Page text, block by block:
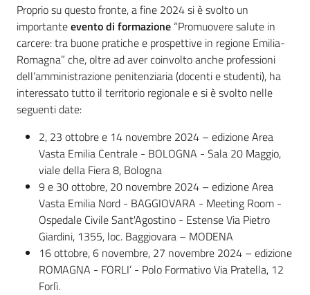
Proprio su questo fronte, a fine 2024 si è svolto un
importanteevento di formazione “Promuovere salute in
carcere: tra buone pratiche e prospettive in regione Emilia-
Romagna” che, oltre ad aver coinvolto anche professioni
dell’amministrazione penitenziaria (docenti e studenti), ha
interessato tutto il territorio regionale e si è svolto nelle
seguenti date:
2, 23 ottobre e 14 novembre 2024 – edizione Area
Vasta Emilia Centrale - BOLOGNA - Sala 20 Maggio,
viale della Fiera 8, Bologna
9 e 30 ottobre, 20 novembre 2024 – edizione Area
Vasta Emilia Nord - BAGGIOVARA - Meeting Room -
Ospedale Civile Sant'Agostino - Estense Via Pietro
Giardini, 1355, loc. Baggiovara – MODENA
16 ottobre, 6 novembre, 27 novembre 2024 – edizione
ROMAGNA - FORLI’ - Polo Formativo Via Pratella, 12
Forlì.